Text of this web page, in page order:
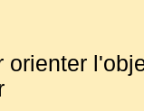
orienter